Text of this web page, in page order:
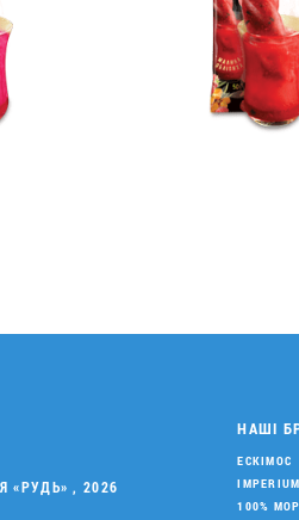
«РУДЬ» , 2026
НАШІ
ЕСКІМОС
IMPERIUM
100%